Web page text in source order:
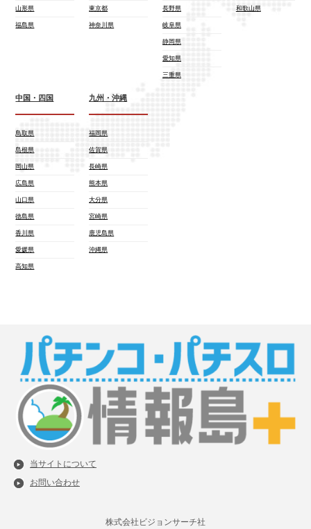
山形県
福島県
東京都
神奈川県
長野県
岐阜県
静岡県
愛知県
三重県
和歌山県
中国・四国
鳥取県
島根県
岡山県
広島県
山口県
徳島県
香川県
愛媛県
高知県
九州・沖縄
福岡県
佐賀県
長崎県
熊本県
大分県
宮崎県
鹿児島県
沖縄県
当サイトについて
お問い合わせ
株式会社ビジョンサーチ社